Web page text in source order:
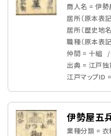
商人名 = 伊
居所（原本表
居所（歴史地
職種（原本表
仲間 = 十組
出典 = 江戸独
江戸マップID
伊勢屋五
業種分類 = 衣